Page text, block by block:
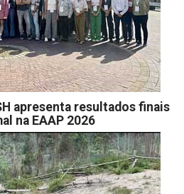
apresenta resultados finais
na EAAP 2026